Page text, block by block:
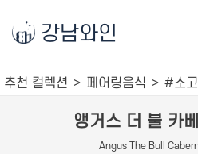
강남와인
추천 컬렉션 페어링음식 #소고
앵거스 더 불 카
Angus The Bull